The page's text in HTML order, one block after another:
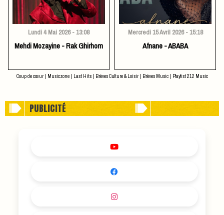
Lundi 4 Mai 2026 - 13:08
Mehdi Mozayine - Rak Ghirhom
Mercredi 15 Avril 2026 - 15:18
Afnane - ABABA
Coup de cœur | Musiczone | Last Hits | Brèves Culture & Loisir | Brèves Music | Playlist 212 Music
PUBLICITÉ